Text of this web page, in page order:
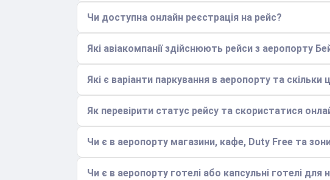
Чи доступна онлайн реєстрація на рейс?
Які авіакомпанії здійснюють рейси з аеропорту
Які є варіанти паркування в аеропорту та скільки
Як перевірити статус рейсу та скористатися
Чи є в аеропорту магазини, кафе, Duty Free та
Чи є в аеропорту готелі або капсульні готелі для